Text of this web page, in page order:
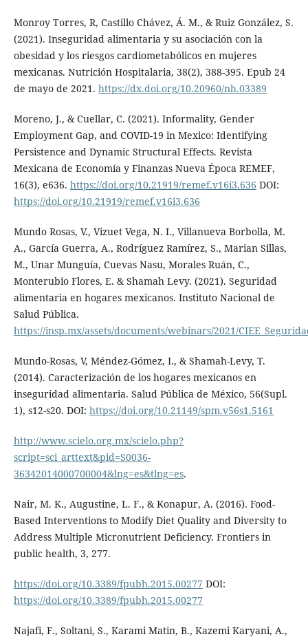
Monroy Torres, R, Castillo Chávez, Á. M., & Ruiz González, S.
(2021). Inseguridad alimentaria y su asociación con la
obesidad y los riesgos cardiometabólicos en mujeres
mexicanas. Nutrición Hospitalaria, 38(2), 388-395. Epub 24
de mayo de 2021. https://dx.doi.org/10.20960/nh.03389
Moreno, J., & Cuellar, C. (2021). Informality, Gender
Employment Gap, and COVID-19 in Mexico: Identifying
Persistence and Dynamic Structural Effects. Revista
Mexicana de Economía y Finanzas Nueva Época REMEF,
16(3), e636. https://doi.org/10.21919/remef.v16i3.636 DOI:
https://doi.org/10.21919/remef.v16i3.636
Mundo Rosas, V., Vizuet Vega, N. I., Villanueva Borbolla, M.
A., García Guerra, A., Rodríguez Ramírez, S., Marian Sillas,
M., Unar Munguía, Cuevas Nasu, Morales Ruán, C.,
Monterubio Flores, E. & Shamah Levy. (2021). Seguridad
alimentaria en hogares mexicanos. Instituto Nacional de
Salud Pública.
https://insp.mx/assets/documents/webinars/2021/
Mundo-Rosas, V, Méndez-Gómez, I., & Shamah-Levy, T.
(2014). Caracterización de los hogares mexicanos en
inseguridad alimentaria. Salud Pública de México, 56(Supl.
1), s12-s20. DOI: https://doi.org/10.21149/spm.v56s1.5161
http://www.scielo.org.mx/scielo.php?
script=sci_arttext&pid=S0036-
36342014000700004&lng=es&tlng=es.
Nair, M. K., Augustine, L. F., & Konapur, A. (2016). Food-
Based Interventions to Modify Diet Quality and Diversity to
Address Multiple Micronutrient Deficiency. Frontiers in
public health, 3, 277.
https://doi.org/10.3389/fpubh.2015.00277 DOI:
https://doi.org/10.3389/fpubh.2015.00277
Najafi, F., Soltani, S., Karami Matin, B., Kazemi Karyani, A.,